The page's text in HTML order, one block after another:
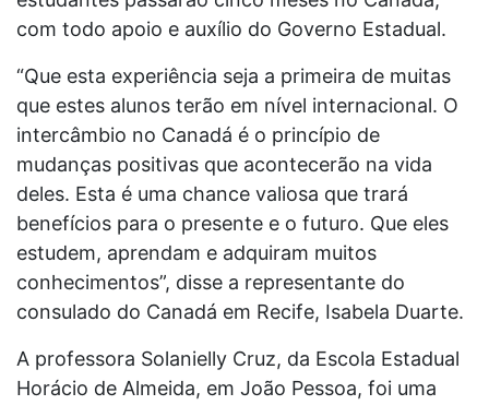
com todo apoio e auxílio do Governo Estadual.
“Que esta experiência seja a primeira de muitas
que estes alunos terão em nível internacional. O
intercâmbio no Canadá é o princípio de
mudanças positivas que acontecerão na vida
deles. Esta é uma chance valiosa que trará
benefícios para o presente e o futuro. Que eles
estudem, aprendam e adquiram muitos
conhecimentos”, disse a representante do
consulado do Canadá em Recife, Isabela Duarte.
A professora Solanielly Cruz, da Escola Estadual
Horácio de Almeida, em João Pessoa, foi uma